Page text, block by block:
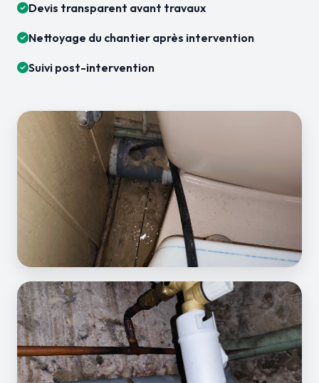
Devis transparent avant travaux
Nettoyage du chantier après intervention
Suivi post-intervention